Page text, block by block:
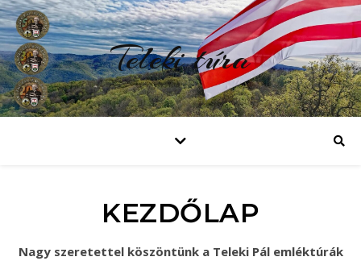
Teleki túra
KEZDŐLAP
Nagy szeretettel köszöntünk a Teleki Pál emléktúrák